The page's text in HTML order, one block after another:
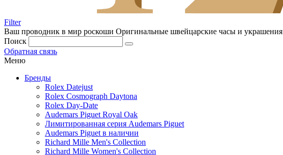
Filter
Ваш проводник в мир роскоши Оригинальные швейцарские часы и украшения
Поиск
Обратная связь
Меню
Бренды
Rolex Datejust
Rolex Cosmograph Daytona
Rolex Day-Date
Audemars Piguet Royal Oak
Лимитированная серия Audemars Piguet
Audemars Piguet в наличии
Richard Mille Men's Collection
Richard Mille Women's Collection